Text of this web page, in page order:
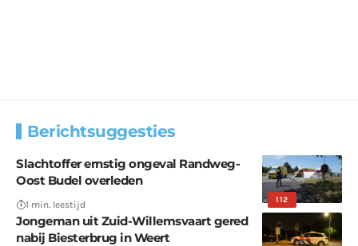
Berichtsuggesties
112
Slachtoffer ernstig ongeval Randweg-
Oost Budel overleden
1 min. leestijd
Jongeman uit Zuid-Willemsvaart gered
nabij Biesterbrug in Weert